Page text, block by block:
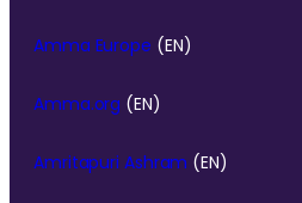
Amma Europe (EN)
Amma.org (EN)
Amritapuri Ashram (EN)